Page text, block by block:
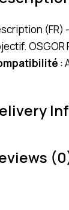
(FR)
OSGOR
: